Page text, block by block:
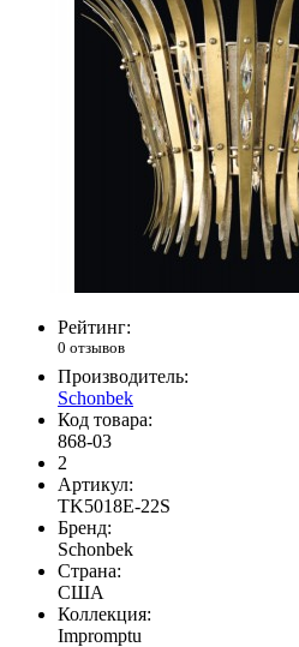
Рейтинг:
0 отзывов
Производитель:
Schonbek
Код товара:
868-03
2
Артикул:
TK5018E-22S
Бренд:
Schonbek
Страна:
США
Коллекция:
Impromptu